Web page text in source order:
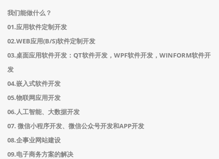
我们能做什么？
01.应用软件定制开发
02.WEB应用(B/S)软件定制开发
03.桌面应用软件开发：QT软件开发，WPF软件开发，WINFORM软件开
发
04.嵌入式软件开发
05.物联网应用开发
06.人工智能、大数据开发
07. 微信小程序开发、微信公众号开发和APP开发
08.企事业网站建设
09.电子商务方案的解决